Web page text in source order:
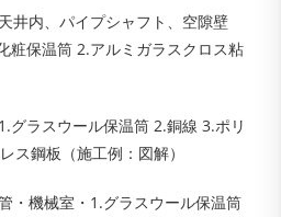
井内、パイプシャフト、空隙壁
粧保温筒 2.アルミガラスクロス粘
グラスウール保温筒 2.銅線 3.ポリ
ス鋼板（施工例：図解）
・機械室・1.グラスウール保温筒